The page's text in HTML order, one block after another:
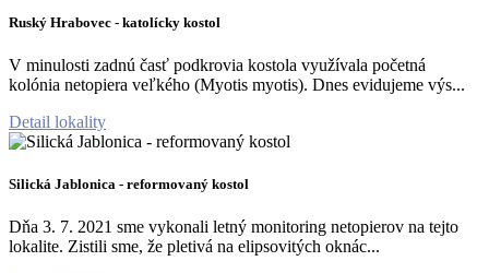
Ruský Hrabovec - katolícky kostol
V minulosti zadnú časť podkrovia kostola využívala početná
kolónia netopiera veľkého (Myotis myotis). Dnes evidujeme výs...
Detail lokality
Silická Jablonica - reformovaný kostol
Dňa 3. 7. 2021 sme vykonali letný monitoring netopierov na tejto
lokalite. Zistili sme, že pletivá na elipsovitých oknác...